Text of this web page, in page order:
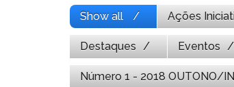
Show all Ações
Destaques Eventos
Número 1 - 2018 OUTONO/